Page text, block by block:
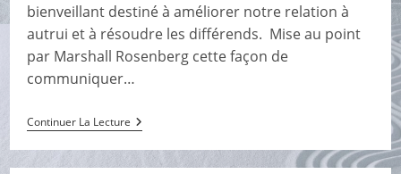
bienveillant destiné à améliorer notre relation à
autrui et à résoudre les différends. Mise au point
par Marshall Rosenberg cette façon de
communiquer…
Continuer La LectureFestival
De
La
Communication